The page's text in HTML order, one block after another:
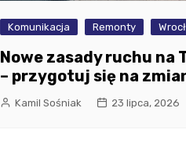
Komunikacja Remonty
Nowe zasady ruchu na
– przygotuj się na
Kamil Sośniak 23 lipca, 2026